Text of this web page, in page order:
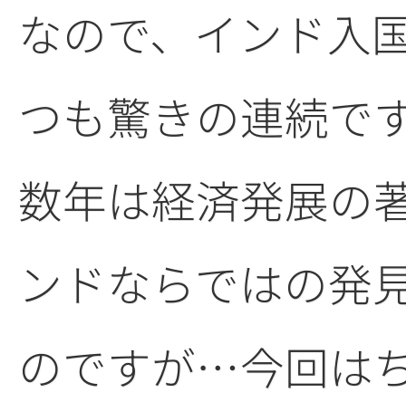
なので、インド入
つも驚きの連続で
数年は経済発展の
ンドならではの発
のですが…今回は